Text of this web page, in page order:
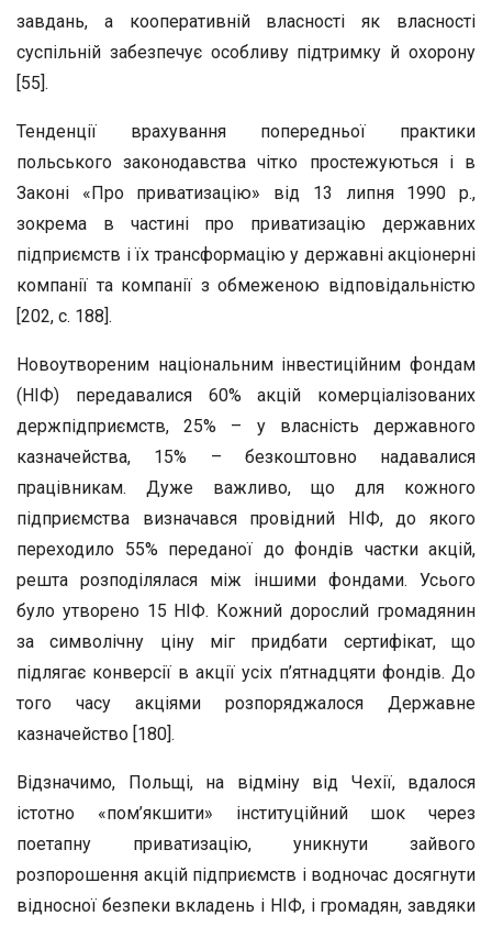
завдань, а кооперативній власності як власності
суспільній забезпечує особливу підтримку й охорону
[55].
Тенденції врахування попередньої практики
польського законодавства чітко простежуються і в
Законі «Про приватизацію» від 13 липня 1990 р.,
зокрема в частині про приватизацію державних
підприємств і їх трансформацію у державні акціонерні
компанії та компанії з обмеженою відповідальністю
[202, с. 188].
Новоутвореним національним інвестиційним фондам
(НІФ) передавалися 60% акцій комерціалізованих
держпідприємств, 25% – у власність державного
казначейства, 15% – безкоштовно надавалися
працівникам. Дуже важливо, що для кожного
підприємства визначався провідний НІФ, до якого
переходило 55% переданої до фондів частки акцій,
решта розподілялася між іншими фондами. Усього
було утворено 15 НІФ. Кожний дорослий громадянин
за символічну ціну міг придбати сертифікат, що
підлягає конверсії в акції усіх п’ятнадцяти фондів. До
того часу акціями розпоряджалося Державне
казначейство [180].
Відзначимо, Польщі, на відміну від Чехії, вдалося
істотно «пом’якшити» інституційний шок через
поетапну приватизацію, уникнути зайвого
розпорошення акцій підприємств і водночас досягнути
відносної безпеки вкладень і НІФ, і громадян, завдяки